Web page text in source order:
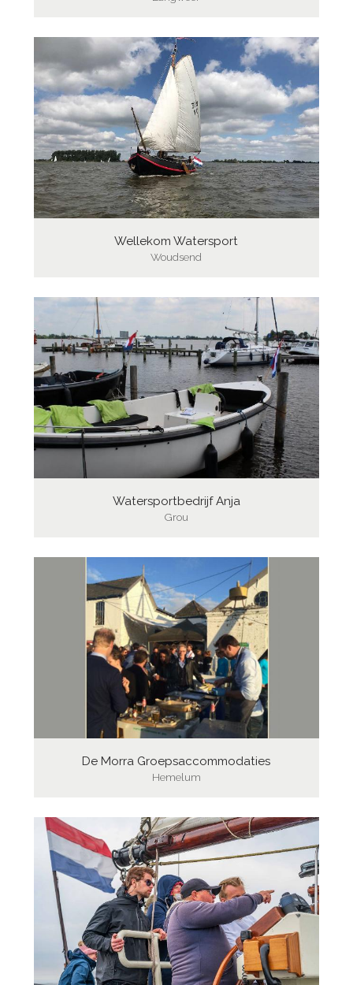
Wellekom Watersport
Woudsend
Watersportbedrijf Anja
Grou
De Morra Groepsaccommodaties
Hemelum